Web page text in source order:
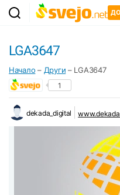
LGA3647
Начало – Други – LGA3647
1
dekada_digital